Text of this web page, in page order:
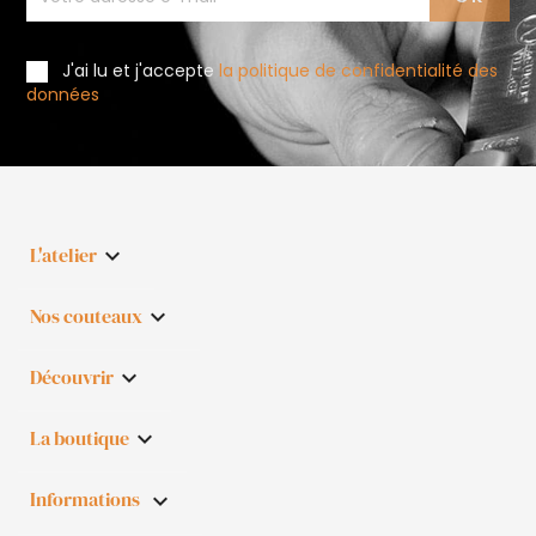
J'ai lu et j'acceptela politique de confidentialité des
données
L'atelier 
Nos couteaux 
Découvrir 
La boutique 
Informations keyboard_arrow_down